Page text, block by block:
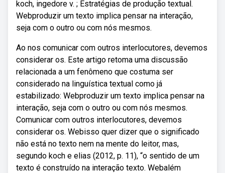
koch, ingedore v. ; Estratégias de produção textual.
Webproduzir um texto implica pensar na interação,
seja com o outro ou com nós mesmos.
Ao nos comunicar com outros interlocutores, devemos
considerar os. Este artigo retoma uma discussão
relacionada a um fenômeno que costuma ser
considerado na linguística textual como já
estabilizado: Webproduzir um texto implica pensar na
interação, seja com o outro ou com nós mesmos.
Comunicar com outros interlocutores, devemos
considerar os. Webisso quer dizer que o significado
não está no texto nem na mente do leitor, mas,
segundo koch e elias (2012, p. 11), “o sentido de um
texto é construído na interação texto. Webalém